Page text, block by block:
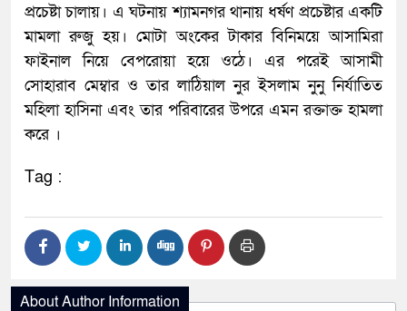
প্রচেষ্টা চালায়। এ ঘটনায় শ্যামনগর থানায় ধর্ষণ প্রচেষ্টার একটি
মামলা রুজু হয়। মোটা অংকের টাকার বিনিময়ে আসামিরা
ফাইনাল নিয়ে বেপরোয়া হয়ে ওঠে। এর পরেই আসামী
সোহারাব মেম্বার ও তার লাঠিয়াল নুর ইসলাম নুনু নির্যাতিত
মহিলা হাসিনা এবং তার পরিবারের উপরে এমন রক্তাক্ত হামলা
করে ।
Tag :
About Author Information